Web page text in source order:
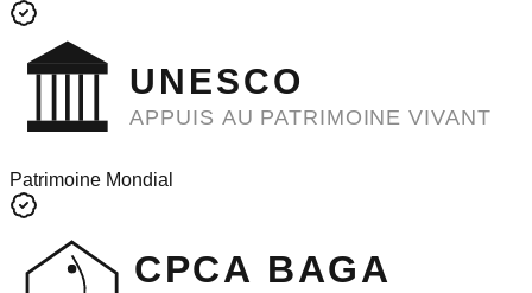
UNESCO
APPUIS AU PATRIMOINE VIVANT
Patrimoine Mondial
CPCA BAGA